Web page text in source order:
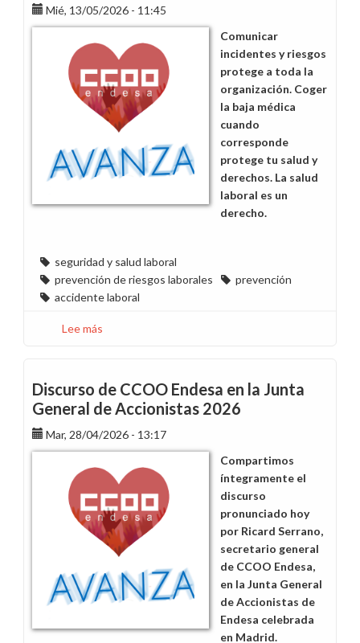
de
la
flota
Endesa
Mié, 13/05/2026 - 11:45
Comunicar
incidentes y riesgos
protege a toda la
organización. Coger
la baja médica
cuando
corresponde
protege tu salud y
derechos. La salud
laboral es un
derecho.
seguridad y salud laboral
prevención de riesgos laborales
prevención
accidente laboral
Lee más
clave
para
la
seguridad
y
salud
laboral
Discurso de CCOO Endesa en la Junta
General de Accionistas 2026
Mar, 28/04/2026 - 13:17
Compartimos
íntegramente el
discurso
pronunciado hoy
por Ricard Serrano,
secretario general
de CCOO Endesa,
en la Junta General
de Accionistas de
Endesa celebrada
en Madrid.